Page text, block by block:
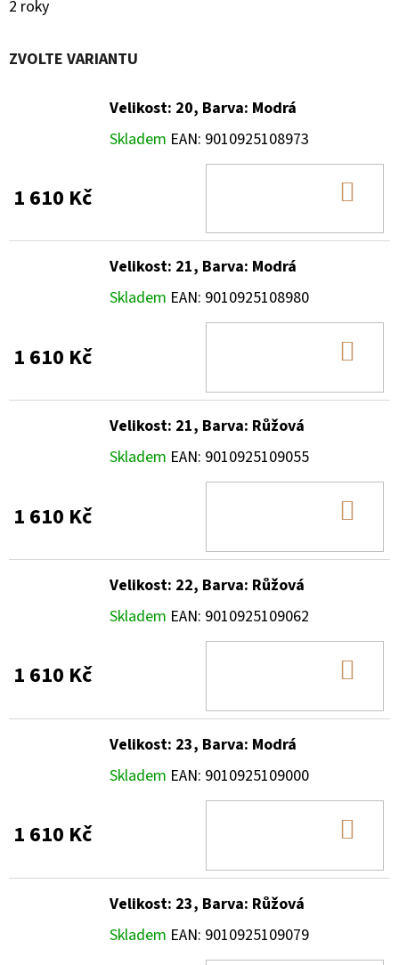
2 roky
ZVOLTE VARIANTU
Velikost: 20, Barva: Modrá
Skladem EAN: 9010925108973
1 610 Kč
Velikost: 21, Barva: Modrá
Skladem EAN: 9010925108980
1 610 Kč
Velikost: 21, Barva: Růžová
Skladem EAN: 9010925109055
1 610 Kč
Velikost: 22, Barva: Růžová
Skladem EAN: 9010925109062
1 610 Kč
Velikost: 23, Barva: Modrá
Skladem EAN: 9010925109000
1 610 Kč
Velikost: 23, Barva: Růžová
Skladem EAN: 9010925109079